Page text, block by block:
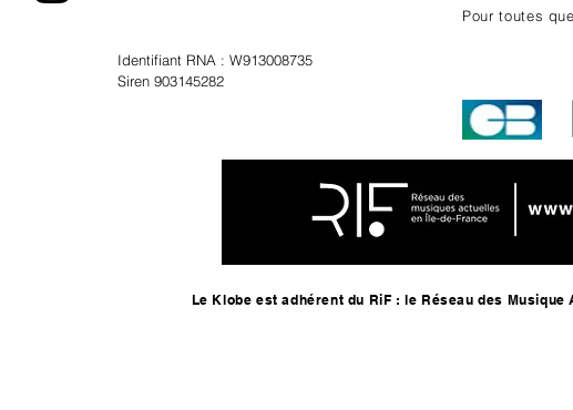
Identifiant RNA : W913008735
Siren 903145282
Pour toutes
Le Klobe est adhérent du RiF : le Réseau des